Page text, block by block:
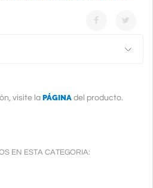
visite la PÁGINA del producto.
EN ESTA CATEGORIA: